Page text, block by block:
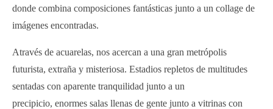
donde combina composiciones fantásticas junto a un collage de
imágenes encontradas.
Através de acuarelas, nos acercan a una gran metrópolis
futurista, extraña y misteriosa. Estadios repletos de multitudes
sentadas con aparente tranquilidad junto a un
precipicio, enormes salas llenas de gente junto a vitrinas con